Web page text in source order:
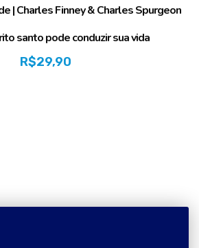
| Charles Finney & Charles Spurgeon
santo pode conduzir sua vida
R$29,90